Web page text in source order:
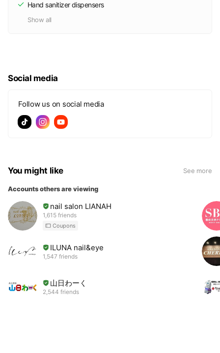
Hand sanitizer dispensers
Show all
Social media
Follow us on social media
You might like See more
Accounts others are viewing
nail salon LIANAH
1,615 friends
Coupons
ILUNA nail&eye
1,547 friends
山日わーく
2,544 friends